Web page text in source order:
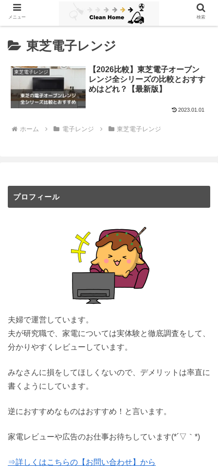
東芝電子レンジ
東芝電子レンジ
【2026比較】東芝電子オーブン
レンジ全シリーズの比較とおすす
めはどれ？【最新版】
2023.01.01
ホーム 電子レンジ 東芝電子レンジ
プロフィール
夫婦で運営しています。
夫が研究職で、家電については実体験と徹底調査をして、
分かりやすくレビューしています。
みなさんに損をしてほしくないので、デメリットは率直に
書くようにしています。
逆におすすめなものはおすすめ！と言います。
家電レビューや広告のお仕事お待ちしています(*´▽｀*)
⇒詳しくはこちらの【お問い合わせ】から
メニュー 検索